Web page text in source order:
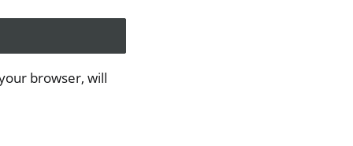
browser, will